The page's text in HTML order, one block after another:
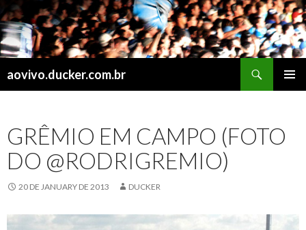
aovivo.ducker.com.br
GRÊMIO EM CAMPO (FOTO
DO @RODRIGREMIO)
20 DE JANUARY DE 2013 DUCKER